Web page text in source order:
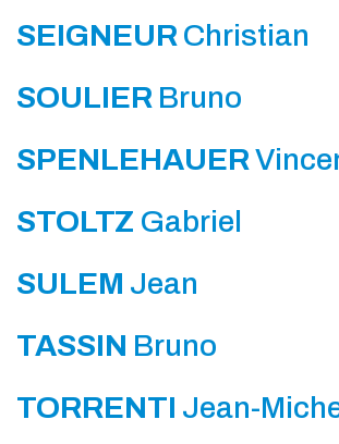
SEIGNEURChristian
SOULIER Bruno
SPENLEHAUER
STOLTZ Gabriel
SULEM Jean
TASSIN Bruno
TORRENTI Jean-